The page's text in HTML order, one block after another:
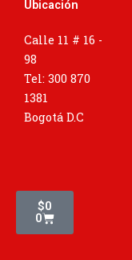
Ubicación
Calle 11 # 16 -
98
Tel: 300 870
1381
Bogotá D.C
$0
0